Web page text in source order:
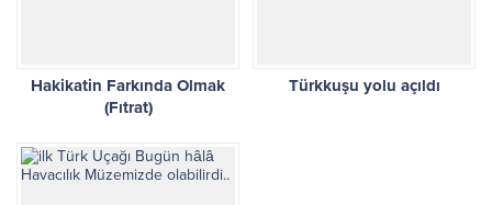
Hakikatin Farkında Olmak
(Fıtrat)
Türkkuşu yolu açıldı